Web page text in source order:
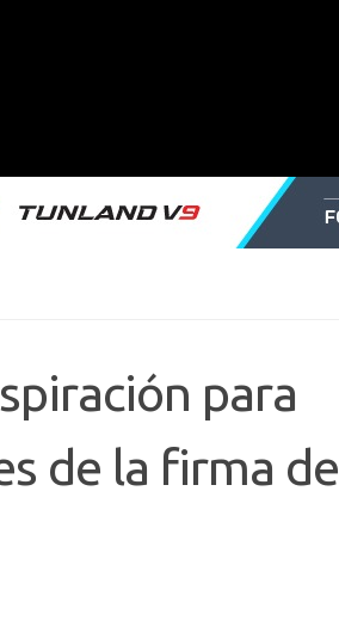
para
de la firma de